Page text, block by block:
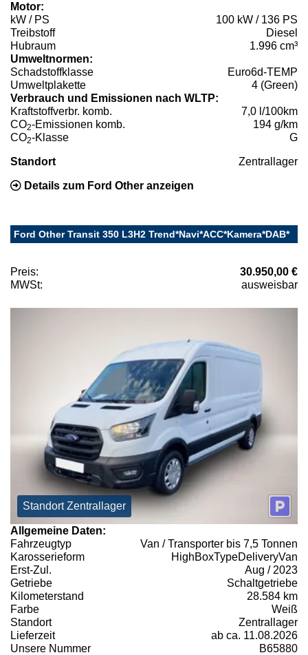
Motor:
kW / PS
100 kW / 136 PS
Treibstoff
Diesel
Hubraum
1.996 cm³
Umweltnormen:
Schadstoffklasse
Euro6d-TEMP
Umweltplakette
4 (Green)
Verbrauch und Emissionen nach WLTP:
Kraftstoffverbr. komb.
7,0 l/100km
CO2-Emissionen komb.
194 g/km
CO2-Klasse G
Standort Zentrallager
Details zum Ford Other anzeigen
Ford Other Transit 350 L3H2 Trend*Navi*ACC*Kamera*DAB*
Preis:
30.950,00 €
MWSt:
ausweisbar
Standort Zentrallager
Allgemeine Daten:
Fahrzeugtyp
Van / Transporter bis 7,5 Tonnen
Karosserieform
HighBoxTypeDeliveryVan
Erst-Zul.
Aug / 2023
Getriebe
Schaltgetriebe
Kilometerstand
28.584 km
Farbe
Weiß
Standort
Zentrallager
Lieferzeit
ab ca. 11.08.2026
Unsere Nummer
B65880